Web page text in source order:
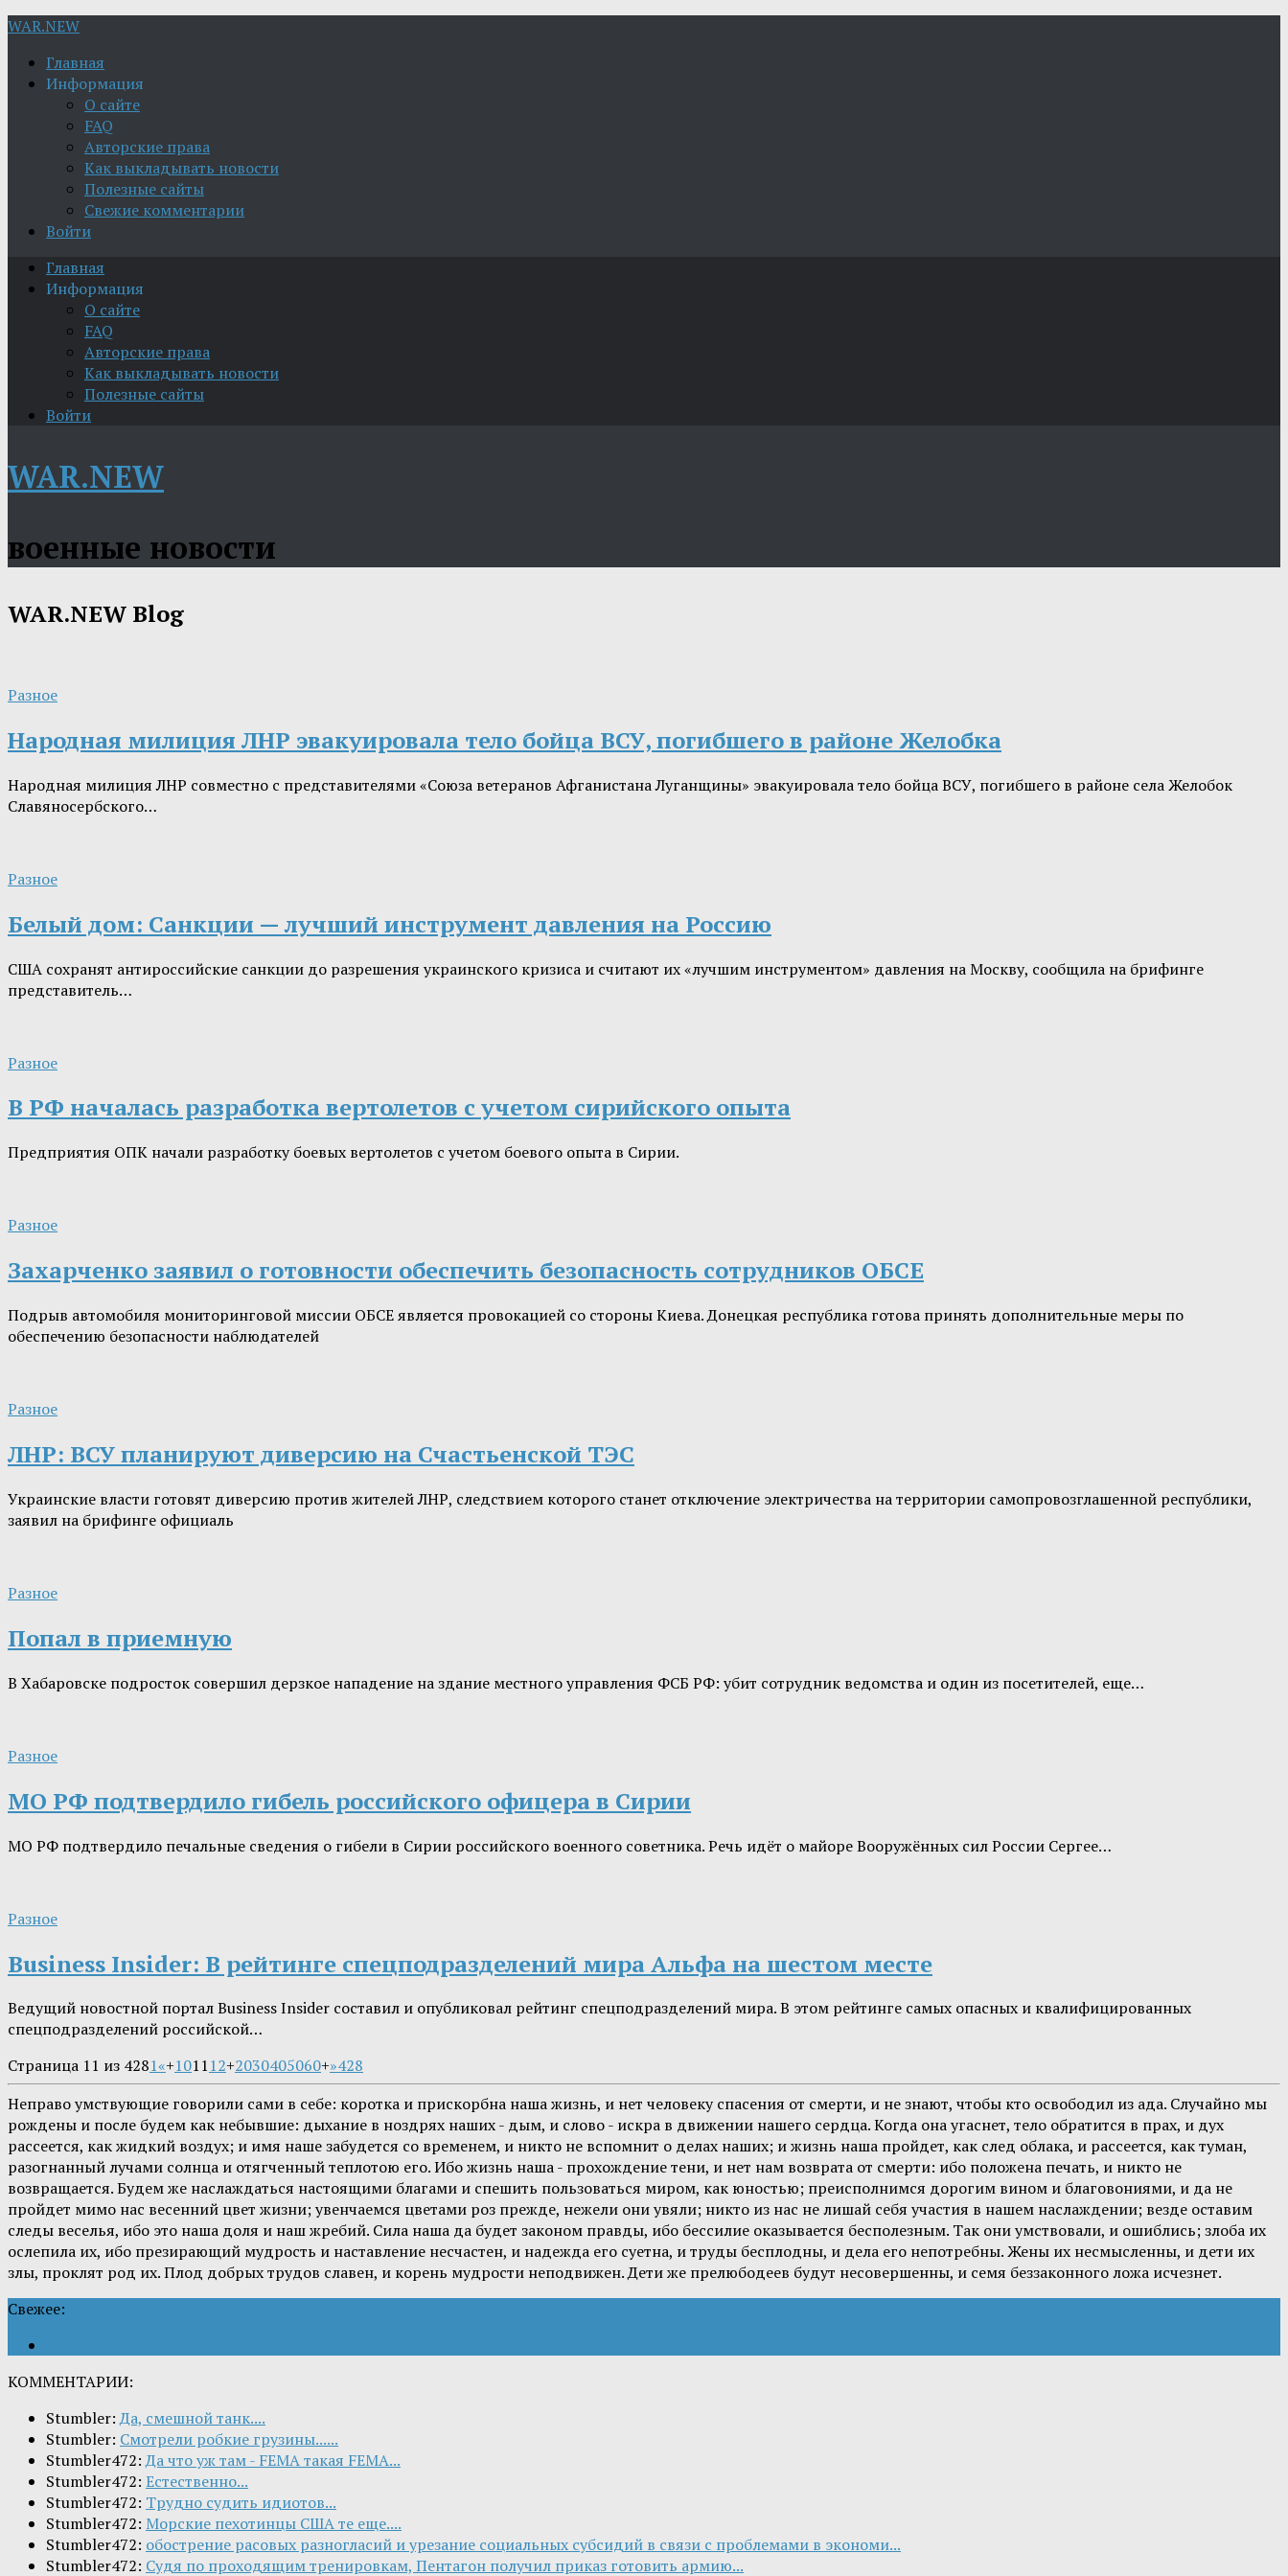
WAR.NEW
Главная
Информация
О сайте
FAQ
Авторские права
Как выкладывать новости
Полезные сайты
Свежие комментарии
Войти
Главная
Информация
О сайте
FAQ
Авторские права
Как выкладывать новости
Полезные сайты
Войти
WAR.NEW
военные новости
WAR.NEW Blog
Разное
Народная милиция ЛНР эвакуировала тело бойца ВСУ, погибшего в районе Желобка
Народная милиция ЛНР совместно с представителями «Союза ветеранов Афганистана Луганщины» эвакуировала тело бойца ВСУ, погибшего в районе села Желобок
Славяносербского…
Разное
Белый дом: Санкции — лучший инструмент давления на Россию
США сохранят антироссийские санкции до разрешения украинского кризиса и считают их «лучшим инструментом» давления на Москву, сообщила на брифинге
представитель…
Разное
В РФ началась разработка вертолетов с учетом сирийского опыта
Предприятия ОПК начали разработку боевых вертолетов с учетом боевого опыта в Сирии.
Разное
Захарченко заявил о готовности обеспечить безопасность сотрудников ОБСЕ
Подрыв автомобиля мониторинговой миссии ОБСЕ является провокацией со стороны Киева. Донецкая республика готова принять дополнительные меры по
обеспечению безопасности наблюдателей
Разное
ЛНР: ВСУ планируют диверсию на Счастьенской ТЭС
Украинские власти готовят диверсию против жителей ЛНР, следствием которого станет отключение электричества на территории самопровозглашенной республики,
заявил на брифинге официаль
Разное
Попал в приемную
В Хабаровске подросток совершил дерзкое нападение на здание местного управления ФСБ РФ: убит сотрудник ведомства и один из посетителей, еще…
Разное
МО РФ подтвердило гибель российского офицера в Сирии
МО РФ подтвердило печальные сведения о гибели в Сирии российского военного советника. Речь идёт о майоре Вооружённых сил России Сергее…
Разное
Business Insider: В рейтинге спецподразделений мира Альфа на шестом месте
Ведущий новостной портал Business Insider составил и опубликовал рейтинг спецподразделений мира. В этом рейтинге самых опасных и квалифицированных
спецподразделений российской…
Страница 11 из 4281«+101112+2030405060+»428
Неправо умствующие говорили сами в себе: коротка и прискорбна наша жизнь, и нет человеку спасения от смерти, и не знают, чтобы кто освободил из ада. Случайно мы
рождены и после будем как небывшие: дыхание в ноздрях наших - дым, и слово - искра в движении нашего сердца. Когда она угаснет, тело обратится в прах, и дух
рассеется, как жидкий воздух; и имя наше забудется со временем, и никто не вспомнит о делах наших; и жизнь наша пройдет, как след облака, и рассеется, как туман,
разогнанный лучами солнца и отягченный теплотою его. Ибо жизнь наша - прохождение тени, и нет нам возврата от смерти: ибо положена печать, и никто не
возвращается. Будем же наслаждаться настоящими благами и спешить пользоваться миром, как юностью; преисполнимся дорогим вином и благовониями, и да не
пройдет мимо нас весенний цвет жизни; увенчаемся цветами роз прежде, нежели они увяли; никто из нас не лишай себя участия в нашем наслаждении; везде оставим
следы веселья, ибо это наша доля и наш жребий. Сила наша да будет законом правды, ибо бессилие оказывается бесполезным. Так они умствовали, и ошиблись; злоба их
ослепила их, ибо презирающий мудрость и наставление несчастен, и надежда его суетна, и труды бесплодны, и дела его непотребны. Жены их несмысленны, и дети их
злы, проклят род их. Плод добрых трудов славен, и корень мудрости неподвижен. Дети же прелюбодеев будут несовершенны, и семя беззаконного ложа исчезнет.
Свежее:
КОММЕНТАРИИ:
Stumbler:Да, смешной танк....
Stumbler: Смотрели робкие грузины......
Stumbler472:Да что уж там - FEMA такая FEMA...
Stumbler472: Естественно...
Stumbler472: Трудно судить идиотов...
Stumbler472: Морские пехотинцы США те еще....
Stumbler472: обострение расовых разногласий и урезание социальных субсидий в связи с проблемами в экономи...
Stumbler472: Судя по проходящим тренировкам, Пентагон получил приказ готовить армию...